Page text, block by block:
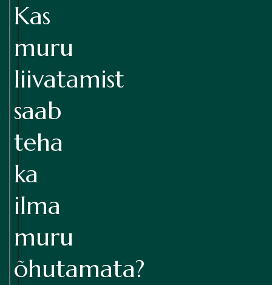
Kas
muru
liivatamist
saab
teha
ka
ilma
muru
õhutamata?